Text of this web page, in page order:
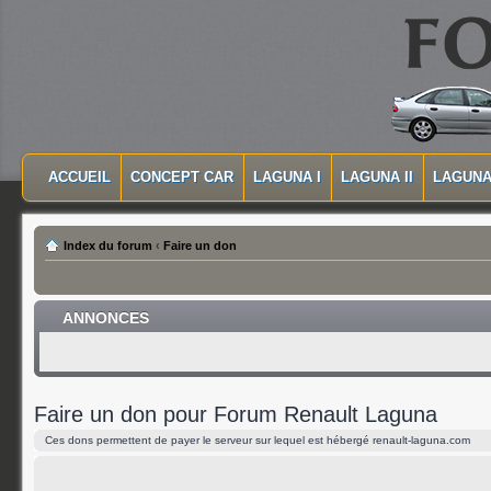
MENU PRINCIPAL
ACCUEIL CONCEPT CAR LAGUNA I LAGUNA II
Index du forum ‹ Faire un don
ANNONCES
Faire un don pour Forum Renault Laguna
Ces dons permettent de payer le serveur sur lequel est hébergé renault-laguna.com